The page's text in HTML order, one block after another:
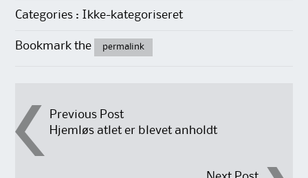
Categories : Ikke-kategoriseret
Bookmark the permalink
Post
navigation
Previous Post
Hjemløs atlet er blevet anholdt